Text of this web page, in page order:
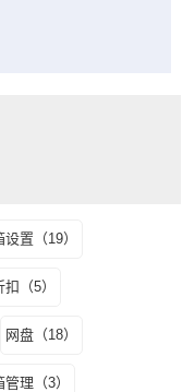
设置（19）
（5）
网盘（18）
管理（3）